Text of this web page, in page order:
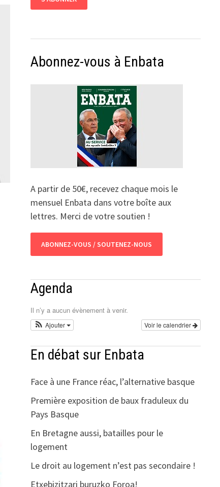
Abonnez-vous à Enbata
A partir de 50€, recevez chaque mois le
mensuel Enbata dans votre boîte aux
lettres. Merci de votre soutien !
ABONNEZ-VOUS / SOUTENEZ-NOUS
Agenda
Il n’y a aucun évènement à venir.
Voir le calendrier
Ajouter
En débat sur Enbata
Face à une France réac, l’alternative basque
Première exposition de baux fraduleux du
Pays Basque
En Bretagne aussi, batailles pour le
logement
Le droit au logement n’est pas secondaire !
Etxebizitzari buruzko Foroa!